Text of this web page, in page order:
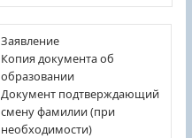
Заявление
Копия документа об
образовании
Документ подтверждающий
смену фамилии (при
необходимости)